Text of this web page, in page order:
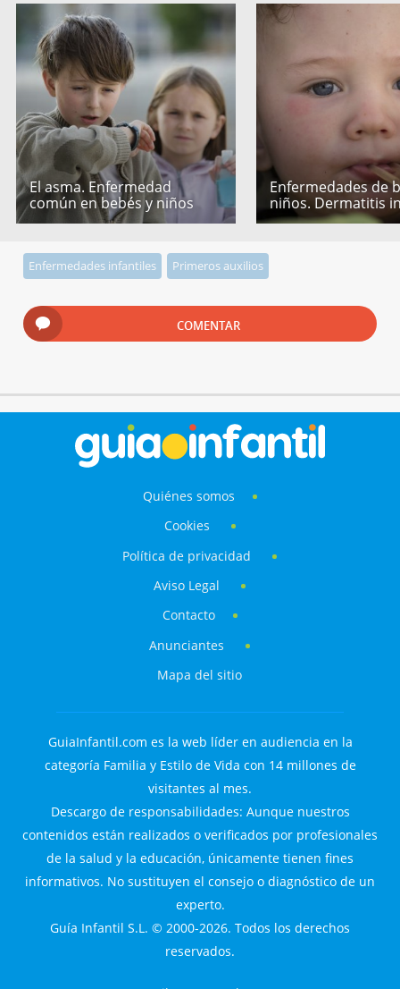
El asma. Enfermedad
común en bebés y niños
Enfermedades de
niños. Dermatitis
Enfermedades infantiles Primeros auxilios
COMENTAR
Quiénes somos
Cookies
Política de privacidad
Aviso Legal
Contacto
Anunciantes
Mapa del sitio
GuiaInfantil.com es la web líder en audiencia en la
categoría Familia y Estilo de Vida con 14 millones de
visitantes al mes.
Descargo de responsabilidades: Aunque nuestros
contenidos están realizados o verificados por profesionales
de la salud y la educación, únicamente tienen fines
informativos. No sustituyen el consejo o diagnóstico de un
experto.
Guía Infantil S.L. © 2000-2026. Todos los derechos
reservados.